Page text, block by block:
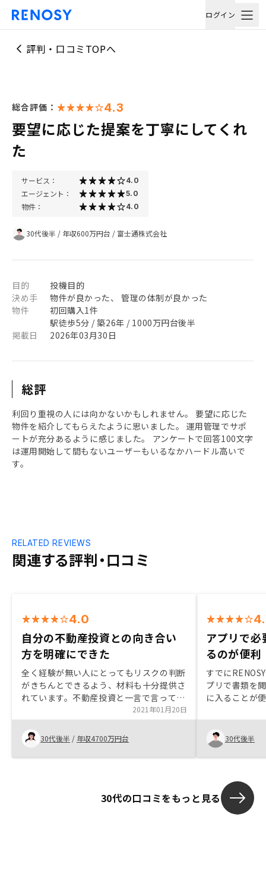
ログイン
評判・口コミTOPへ
総合評価： 4.3
要望に応じた提案を丁寧にしてくれ
た
サービス： 4.0
エージェント： 5.0
物件： 4.0
30代後半 / 年収600万円台 / 富士通株式会社
目的
投機目的
決め手
物件が良かった、 管理の体制が良かった
物件
初回購入1件
駅徒歩5分 / 築26年 / 1000万円台後半
掲載日
2026年03月30日
総評
利回り重視の人には向かないかもしれません。 要望に応じた
物件を紹介してもらえたように思いました。 運用管理でサポ
ートが充分あるように感じました。 アンケートで回答100文字
は運用開始して間もないユーザーもいるなかハードル高いで
す。
関連する評判・口コミ
RELATED REVIEWS
4.0
自分の不動産投資との向き合い
方を明確にできた
全く経験が無い人にとってもリスクの判断
がきちんとできるよう、材料も十分提供さ
れています。不動産投資と一言で言っても
どのような観点で投資したいかによっ
て、 « 良い、悪い »は180度異なりますの
で、自分自身がどう不動産投資と向き合い
たいかを明確にする良い機会にもなりまし
た。サービスで他社に引けを取る事はまず
実感してもらうくらいの押しの強さがむし
2021年01月20日
30代後半 / 年収4700万円台
アプリで
るのが便利
すでに
プリで書類を
に入ることが
設定条件をも
にして頂ける
30代後半
30代の口コミをもっと見る